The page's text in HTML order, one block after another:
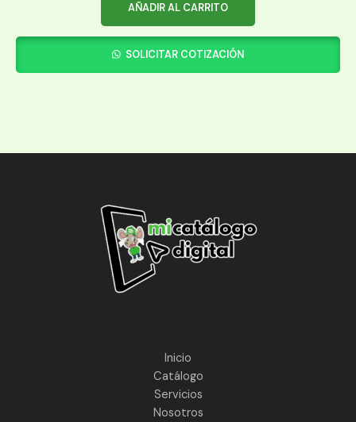
AÑADIR AL CARRITO
SOLICITAR COTIZACIÓN
Inicio
Catálogo
Servicios
Nosotros